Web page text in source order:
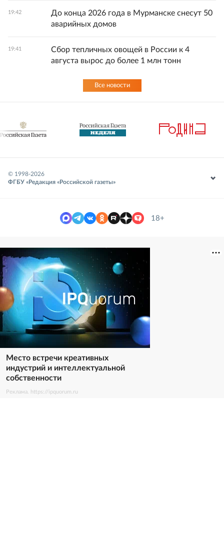
19:42
До конца 2026 года в Мурманске снесут 50
аварийных домов
19:41
Сбор тепличных овощей в России к 4
августа вырос до более 1 млн тонн
Все новости
© 1998-2026
ФГБУ «Редакция «Российской газеты»
18+
Место встречи креативных
индустрий и интеллектуальной
собственности
Реклама. https://ipquorum.ru